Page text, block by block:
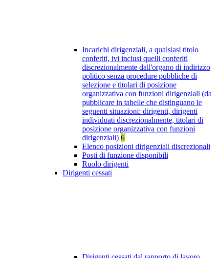
Incarichi dirigenziali, a qualsiasi titolo
conferiti, ivi inclusi quelli conferiti
discrezionalmente dall'organo di indirizzo
politico senza procedure pubbliche di
selezione e titolari di posizione
organizzativa con funzioni dirigenziali (da
pubblicare in tabelle che distinguano le
seguenti situazioni: dirigenti, dirigenti
individuati discrezionalmente, titolari di
posizione organizzativa con funzioni
dirigenziali) 6
Elenco posizioni dirigenziali discrezionali
Posti di funzione disponibili
Ruolo dirigenti
Dirigenti cessati